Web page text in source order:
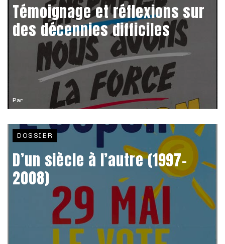
Par
Témoignage et réflexions sur
des décennies difficiles
DOSSIER
D’un siècle à l’autre (1997-
2008)